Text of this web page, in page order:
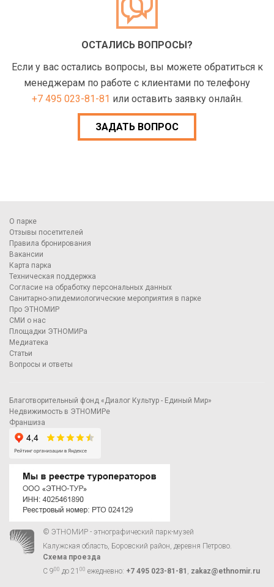
ОСТАЛИСЬ ВОПРОСЫ?
Если у вас остались вопросы, вы можете обратиться к
менеджерам по работе с клиентами по телефону
+7 495 023-81-81 или оставить заявку онлайн.
ЗАДАТЬ ВОПРОС
О парке
Отзывы посетителей
Правила бронирования
Вакансии
Карта парка
Техническая поддержка
Согласие на обработку персональных данных
Санитарно-эпидемиологические мероприятия в парке
Про ЭТНОМИР
СМИ о нас
Площадки ЭТНОМИРа
Медиатека
Статьи
Вопросы и ответы
Благотворительный фонд «Диалог Культур - Единый Мир»
Недвижимость в ЭТНОМИРе
Франшиза
© ЭТНОМИР - этнографический парк-музей
Калужская область, Боровский район, деревня Петрово.
Схема проезда
С 900 до 21 00 ежедневно: +7 495 023-81-81 , zakaz@ethnomir.ru